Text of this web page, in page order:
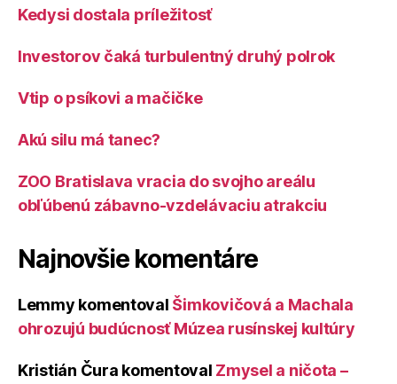
Kedysi dostala príležitosť
Investorov čaká turbulentný druhý polrok
Vtip o psíkovi a mačičke
Akú silu má tanec?
ZOO Bratislava vracia do svojho areálu
obľúbenú zábavno-vzdelávaciu atrakciu
Najnovšie komentáre
Lemmy komentoval Šimkovičová a Machala
ohrozujú budúcnosť Múzea rusínskej kultúry
Kristián Čura komentoval Zmysel a ničota –